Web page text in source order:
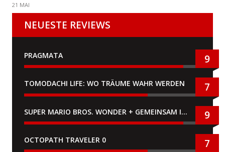
21 MAI
NEUESTE REVIEWS
PRAGMATA 9
TOMODACHI LIFE: WO TRÄUME WAHR WERDEN 7
SUPER MARIO BROS. WONDER + GEMEINSAM IM BELLABEL-PARK 9
OCTOPATH TRAVELER 0 7